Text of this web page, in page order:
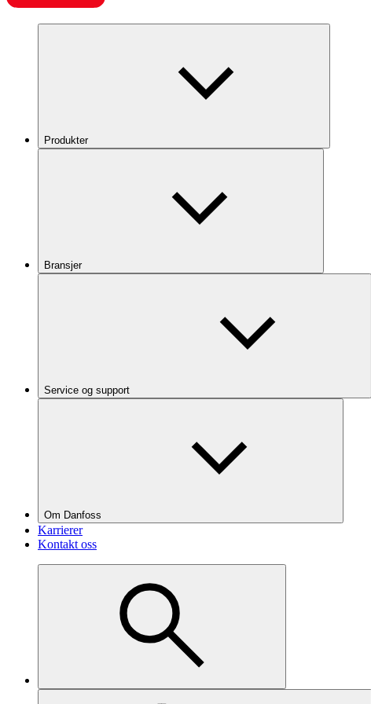
Produkter
Bransjer
Service og support
Om Danfoss
Karrierer
Kontakt oss